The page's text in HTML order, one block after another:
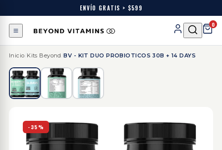
ENVÍO GRATIS > $599
0
Inicio Kits Beyond /BV - KIT DUO PROBIOTICOS 30B + 14 DAYS
-35%